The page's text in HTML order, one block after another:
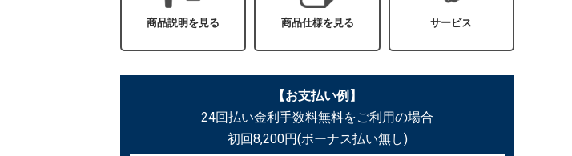
商品説明を見る 商品仕様を見る サービス
【お支払い例】
24回払い金利手数料無料をご利用の場合
初回8,200円(ボーナス払い無し)